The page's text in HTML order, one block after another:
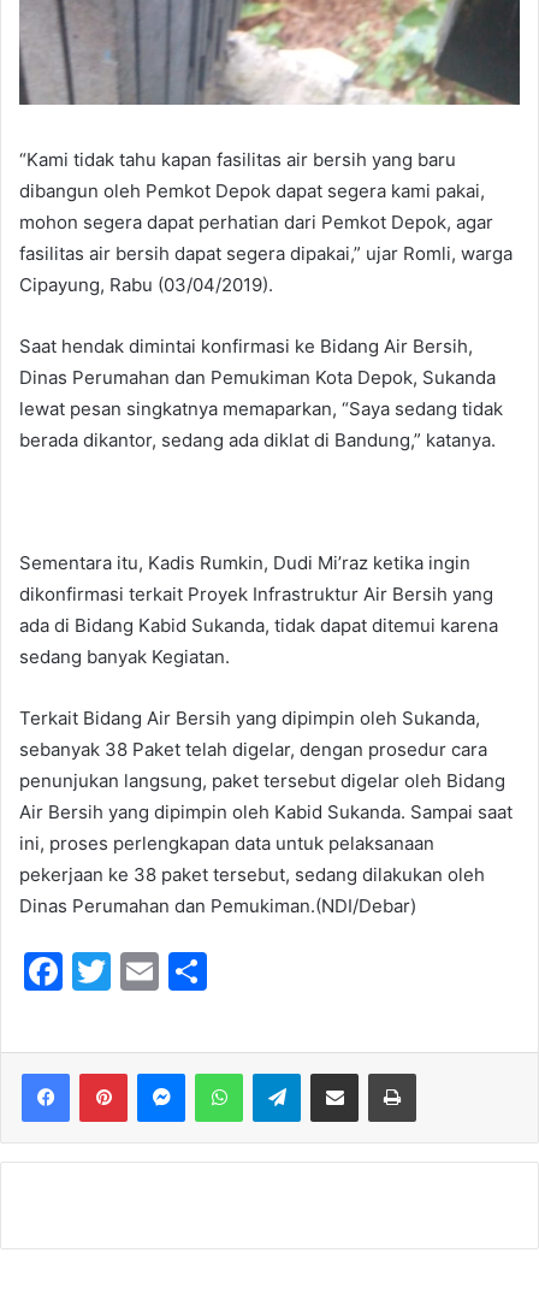
“Kami tidak tahu kapan fasilitas air bersih yang baru
dibangun oleh Pemkot Depok dapat segera kami pakai,
mohon segera dapat perhatian dari Pemkot Depok, agar
fasilitas air bersih dapat segera dipakai,” ujar Romli, warga
Cipayung, Rabu (03/04/2019).
Saat hendak dimintai konfirmasi ke Bidang Air Bersih,
Dinas Perumahan dan Pemukiman Kota Depok, Sukanda
lewat pesan singkatnya memaparkan, “Saya sedang tidak
berada dikantor, sedang ada diklat di Bandung,” katanya.
Sementara itu, Kadis Rumkin, Dudi Mi’raz ketika ingin
dikonfirmasi terkait Proyek Infrastruktur Air Bersih yang
ada di Bidang Kabid Sukanda, tidak dapat ditemui karena
sedang banyak Kegiatan.
Terkait Bidang Air Bersih yang dipimpin oleh Sukanda,
sebanyak 38 Paket telah digelar, dengan prosedur cara
penunjukan langsung, paket tersebut digelar oleh Bidang
Air Bersih yang dipimpin oleh Kabid Sukanda. Sampai saat
ini, proses perlengkapan data untuk pelaksanaan
pekerjaan ke 38 paket tersebut, sedang dilakukan oleh
Dinas Perumahan dan Pemukiman.(NDI/Debar)
F
c
e
b
o
k
T
itt
er
E
ai
l
ar
e
Telegram